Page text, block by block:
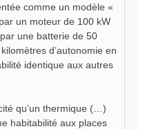
comme un modèle «
un moteur de 100 kW
une batterie de 50
d’autonomie en
identique aux autres
qu’un thermique (…)
habitabilité aux places